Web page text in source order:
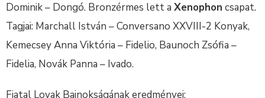
Dominik – Dongó. Bronzérmes lett a Xenophon csapat.
Tagjai: Marchall István – Conversano XXVIII-2 Konyak,
Kemecsey Anna Viktória – Fidelio, Baunoch Zsófia –
Fidelia, Novák Panna – Ivado.
Fiatal Lovak Bajnokságának eredményei: